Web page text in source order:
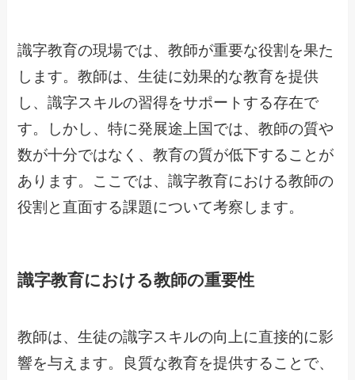
識字教育の現場では、教師が重要な役割を果た
します。教師は、生徒に効果的な教育を提供
し、識字スキルの習得をサポートする存在で
す。しかし、特に発展途上国では、教師の質や
数が十分ではなく、教育の質が低下することが
あります。ここでは、識字教育における教師の
役割と直面する課題について考察します。
識字教育における教師の重要性
教師は、生徒の識字スキルの向上に直接的に影
響を与えます。良質な教育を提供することで、